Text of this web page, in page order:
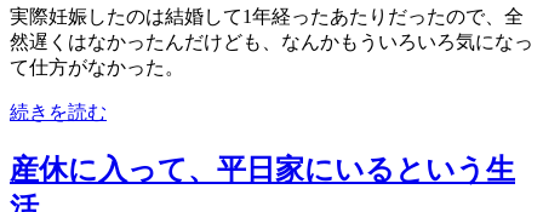
実際妊娠したのは結婚して1年経ったあたりだったので、全
然遅くはなかったんだけども、なんかもういろいろ気になっ
て仕方がなかった。
続きを読む
産休に入って、平日家にいるという生